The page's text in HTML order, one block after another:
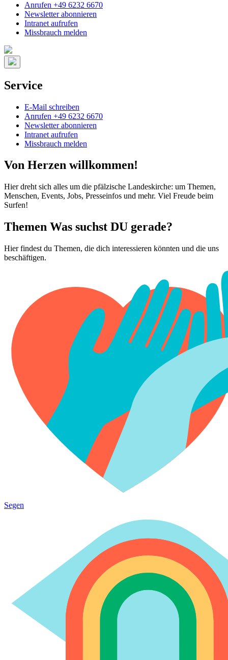
Anrufen +49 6232 6670
Newsletter abonnieren
Intranet aufrufen
Missbrauch melden
Service
E-Mail schreiben
Anrufen +49 6232 6670
Newsletter abonnieren
Intranet aufrufen
Missbrauch melden
Von Herzen willkommen!
Hier dreht sich alles um die pfälzische Landeskirche: um Themen,
Menschen, Events, Jobs, Presseinfos und mehr. Viel Freude beim
Surfen!
Themen Was suchst DU gerade?
Hier findest du Themen, die dich interessieren könnten und die uns
beschäftigen.
Segen